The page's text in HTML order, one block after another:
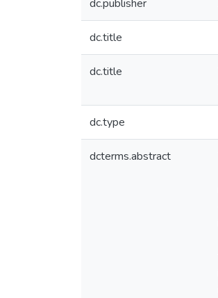
dc.publisher
dc.title
dc.title
dc.type
dcterms.abstract